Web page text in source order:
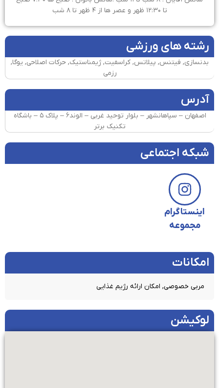
تا ۱۲:۳۰ ظهر و عصر ها از ۴ ظهر تا ۸ شب
رشته های ورزشی
بدنسازی, فیتنس, پیلاتس, کراسفیت, ژیمناستیک, حرکات اصلاحی, یوگا,
رزمی
آدرس
اصفهان – سپاهانشهر – بلوار توحید غربی – الوند۶ – پلاک ۵ – باشگاه
تکنیک برتر
شبکه اجتماعی
اینستاگرام
مجموعه
امکانات​
مربی خصوصی, امکان ارائه رژیم غذایی
لوکیشن